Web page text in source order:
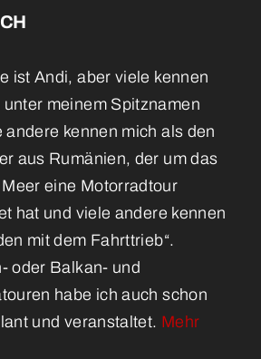
ist Andi, aber viele kennen
unter meinem Spitznamen
andere kennen mich als den
aus Rumänien, der um das
eine Motorradtour
hat und viele andere kennen
mit dem Fahrttrieb“.
oder Balkan- und
habe ich auch schon
und veranstaltet. Mehr